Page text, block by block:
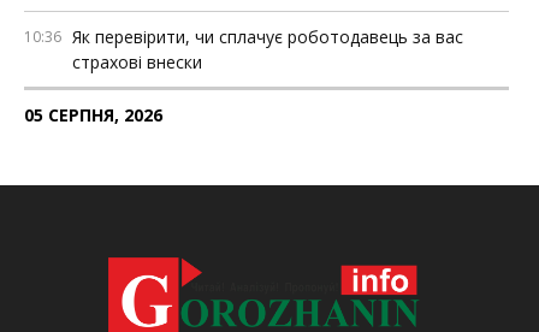
10:36 Як перевірити, чи сплачує роботодавець за вас
страхові внески
05 СЕРПНЯ, 2026
регіонах України
локацій, якщо буде загроза удару
НБУ зобов’язав «Укрпошту» друкувати дані клієнтів